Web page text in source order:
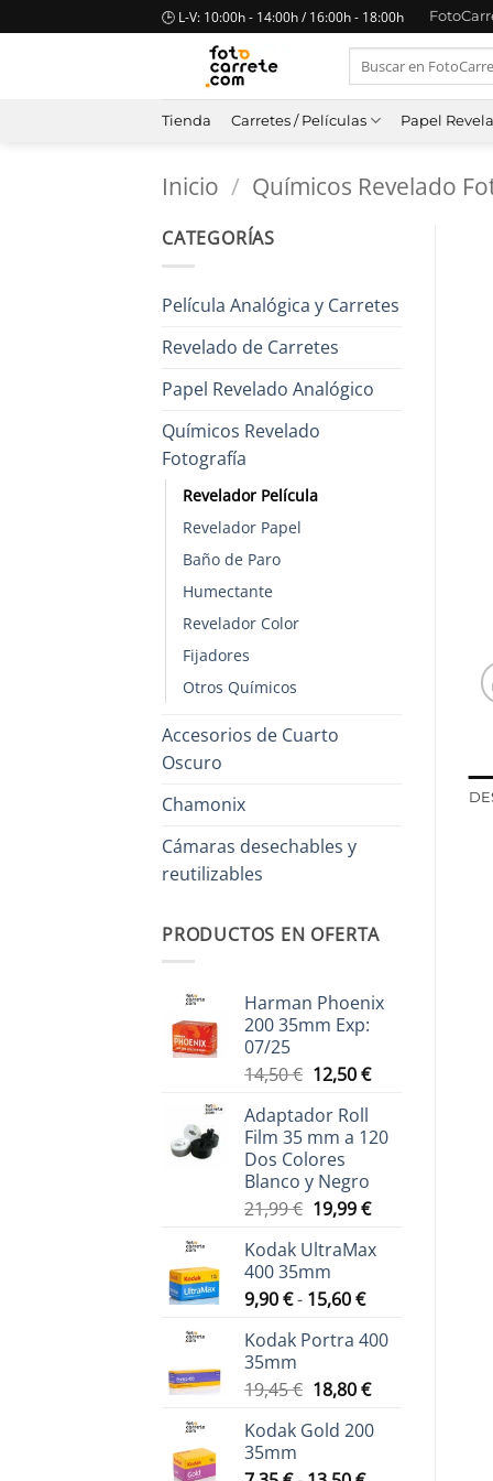
al
🕒 L-V: 10:00h - 14:00h / 16:00h - 18:00h
Buscar
Tienda Carretes / Películas Papel
Inicio / Químicos Revelado
CATEGORÍAS
Película Analógica y Carretes
Revelado de Carretes
Papel Revelado Analógico
Químicos Revelado
Fotografía
Revelador Película
Revelador Papel
Baño de Paro
Humectante
Revelador Color
Fijadores
Otros Químicos
Accesorios de Cuarto
Oscuro
Chamonix
Cámaras desechables y
reutilizables
PRODUCTOS EN OFERTA
Harman Phoenix
200 35mm Exp:
07/25
14,50€ El
original
era:
14,50 €.
12,50€El
es:
Adaptador Roll
Film 35 mm a 120
Dos Colores
Blanco y Negro
21,99€ El
original
era:
21,99 €.
19,99€El
actual
Kodak UltraMax
400 35mm
9,90€- 15,60€Rango
precios:
9,90 €
15,60 €
Kodak Portra 400
35mm
19,45€ El
original
18,80€El
actual
Kodak Gold 200
35mm